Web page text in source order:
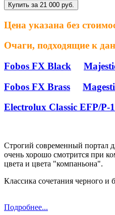
Купить за 21 000 руб.
Цена указана без
Очаги, подходящие к
Fobos FX Black
Fobos FX Brass
Electrolux Classic EFP/P-
Строгий современный портал
очень хорошо смотрится при
цвета и цвета "компаньона".
Классика сочетания черного и
Подробнее...